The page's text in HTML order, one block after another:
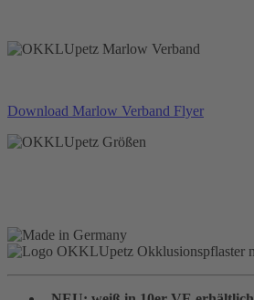
Download Marlow Verband Flyer